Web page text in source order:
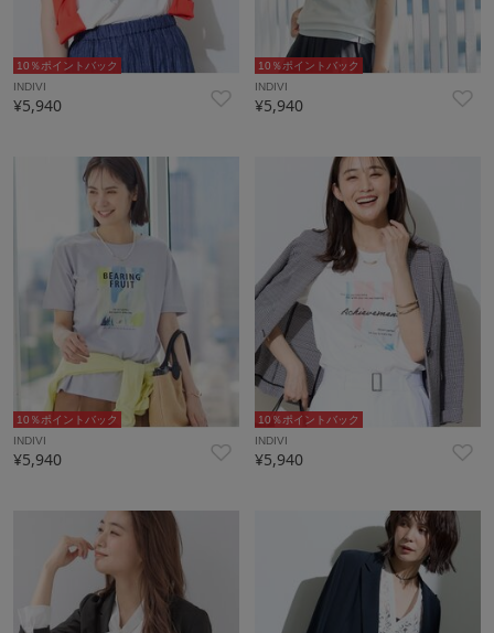
10％ポイントバック
INDIVI
¥5,940
10％ポイントバック
INDIVI
¥5,940
10％ポイントバック
INDIVI
¥5,940
10％ポイントバック
INDIVI
¥5,940